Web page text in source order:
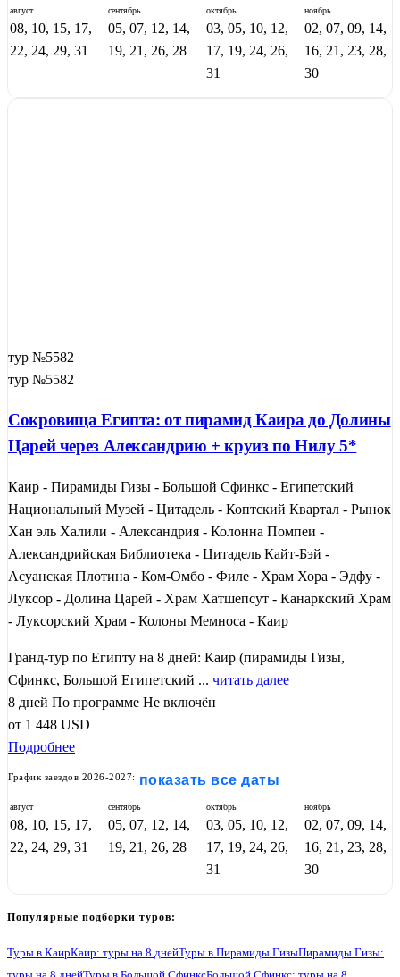
август
08, 10, 15, 17,
22, 24, 29, 31
сентябрь
05, 07, 12, 14,
19, 21, 26, 28
октябрь
03, 05, 10, 12,
17, 19, 24, 26,
31
ноябрь
02, 07, 09, 14,
16, 21, 23, 28,
30
тур №5582
тур №5582
Сокровища Египта: от пирамид Каира до Долины
Царей через Александрию + круиз по Нилу 5*
Каир - Пирамиды Гизы - Большой Сфинкс - Египетский
Национальный Музей - Цитадель - Коптский Квартал - Рынок
Хан эль Халили - Александрия - Колонна Помпеи -
Александрийская Библиотека - Цитадель Кайт-Бэй -
Асуанская Плотина - Ком-Омбо - Филе - Храм Хора - Эдфу -
Луксор - Долина Царей - Храм Хатшепсут - Канаркский Храм
- Луксорский Храм - Колоны Мемноса - Каир
Гранд-тур по Египту на 8 дней: Каир (пирамиды Гизы,
Сфинкс, Большой Египетский ... читать далее
8 дней По программе Не включён
от 1 448 USD
Подробнее
График заездов 2026-2027: показать все даты
август
08, 10, 15, 17,
22, 24, 29, 31
сентябрь
05, 07, 12, 14,
19, 21, 26, 28
октябрь
03, 05, 10, 12,
17, 19, 24, 26,
31
ноябрь
02, 07, 09, 14,
16, 21, 23, 28,
30
Популярные подборки туров:
Туры в КаирКаир: туры на 8 днейТуры в Пирамиды ГизыПирамиды Гизы: